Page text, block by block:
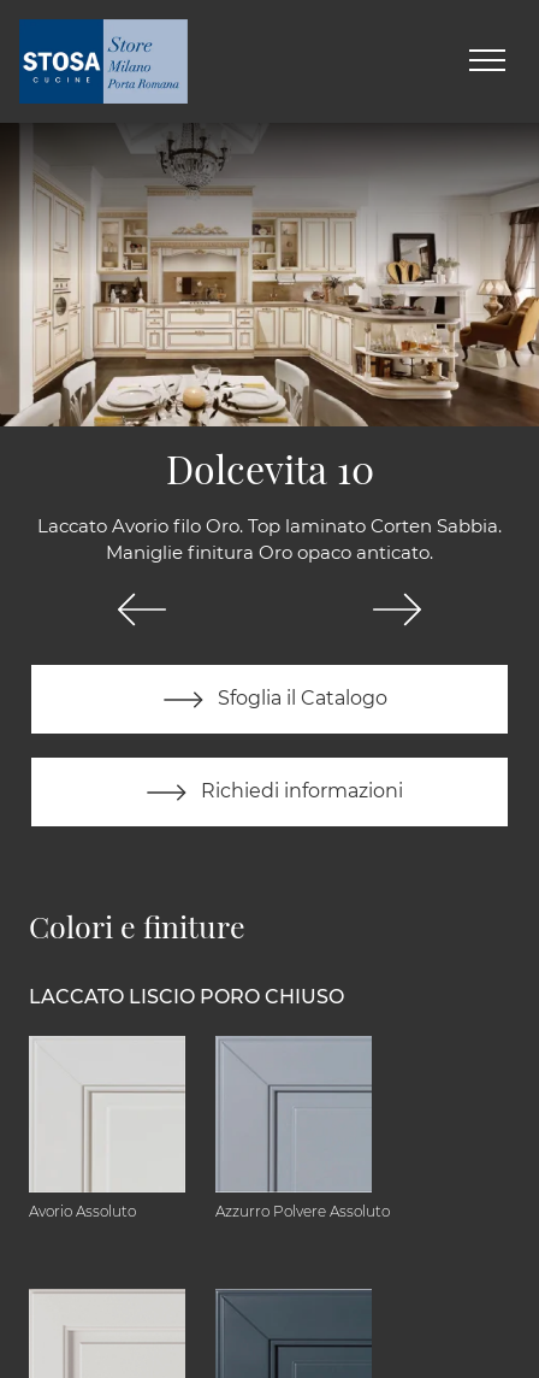
Laccato Avorio filo Oro. Top laminato Corten Sabbia.
Maniglie finitura Oro opaco anticato.
Sfoglia il Catalogo
Richiedi informazioni
Dolcevita 10
Colori e finiture
LACCATO LISCIO PORO CHIUSO
Avorio Assoluto Azzurro Polvere Assoluto